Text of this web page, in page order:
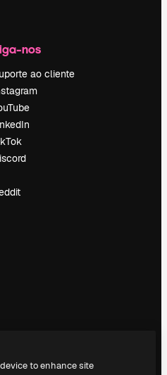
nos
ao cliente
to enhance site